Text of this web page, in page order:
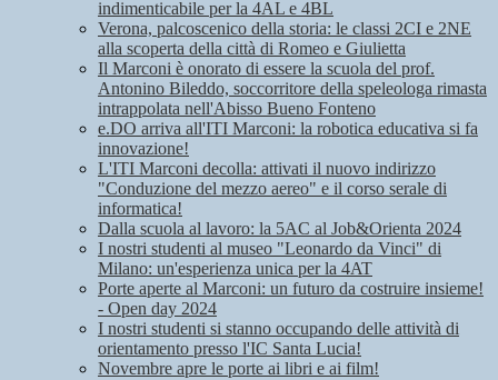
indimenticabile per la 4AL e 4BL
Verona, palcoscenico della storia: le classi 2CI e 2NE
alla scoperta della città di Romeo e Giulietta
Il Marconi è onorato di essere la scuola del prof.
Antonino Bileddo, soccorritore della speleologa rimasta
intrappolata nell'Abisso Bueno Fonteno
e.DO arriva all'ITI Marconi: la robotica educativa si fa
innovazione!
L'ITI Marconi decolla: attivati il nuovo indirizzo
"Conduzione del mezzo aereo" e il corso serale di
informatica!
Dalla scuola al lavoro: la 5AC al Job&Orienta 2024
I nostri studenti al museo "Leonardo da Vinci" di
Milano: un'esperienza unica per la 4AT
Porte aperte al Marconi: un futuro da costruire insieme!
- Open day 2024
I nostri studenti si stanno occupando delle attività di
orientamento presso l'IC Santa Lucia!
Novembre apre le porte ai libri e ai film!